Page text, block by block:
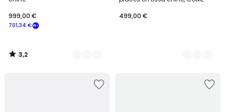
701,34 €
999,00 €
3,2
/
499,00 €